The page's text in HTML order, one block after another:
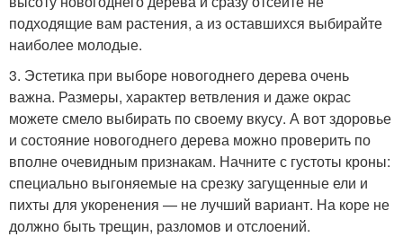
подходящие вам растения, а из оставшихся выбирайте
наиболее молодые.
3. Эстетика при выборе новогоднего дерева очень
важна. Размеры, характер ветвления и даже окрас
можете смело выбирать по своему вкусу. А вот здоровье
и состояние новогоднего дерева можно проверить по
вполне очевидным признакам. Начните с густоты кроны:
специально выгоняемые на срезку загущенные ели и
пихты для укоренения — не лучший вариант. На коре не
должно быть трещин, разломов и отслоений.